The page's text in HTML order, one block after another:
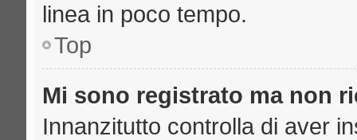
linea in poco tempo.
Top
Mi sono registrato ma non
Innanzitutto controlla di aver